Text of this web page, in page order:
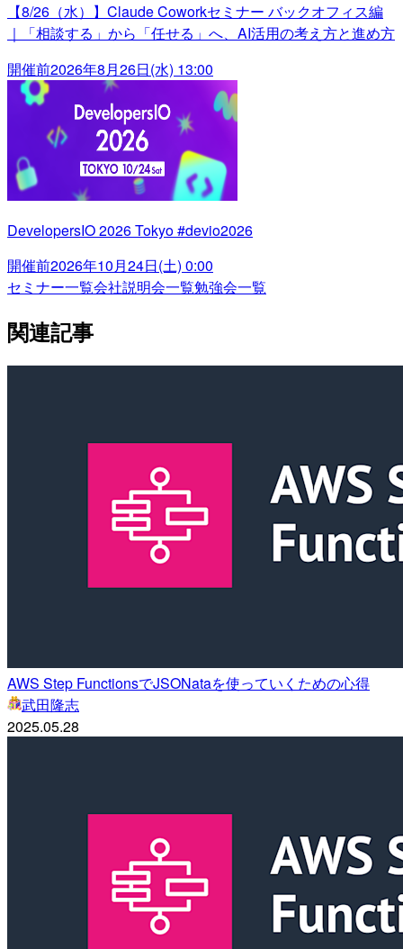
【8/26（水）】Claude Coworkセミナー バックオフィス編
｜「相談する」から「任せる」へ、AI活用の考え方と進め方
開催前2026年8月26日(水) 13:00
DevelopersIO 2026 Tokyo #devio2026
開催前2026年10月24日(土) 0:00
セミナー一覧会社説明会一覧勉強会一覧
関連記事
AWS Step FunctionsでJSONataを使っていくための心得
武田隆志
2025.05.28